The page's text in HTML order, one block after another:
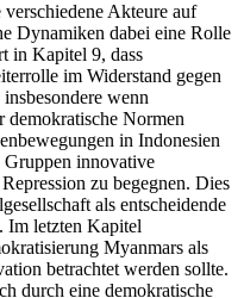
Akteure auf
Dynamiken dabei eine Rolle
in Kapitel 9, dass
im Widerstand gegen
wenn
demokratische Normen
in Indonesien
Gruppen innovative
zu begegnen. Dies
als entscheidende
Im letzten Kapitel
Myanmars als
betrachtet werden sollte.
durch eine demokratische